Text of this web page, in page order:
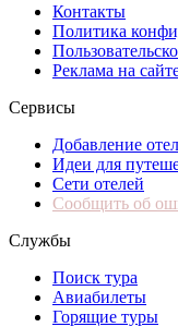
Контакты
Политика
Реклама на
Сервисы
Добавление
Идеи для
Сети отелей
Сообщить об
Службы
Поиск тура
Авиабилеты
Горящие туры